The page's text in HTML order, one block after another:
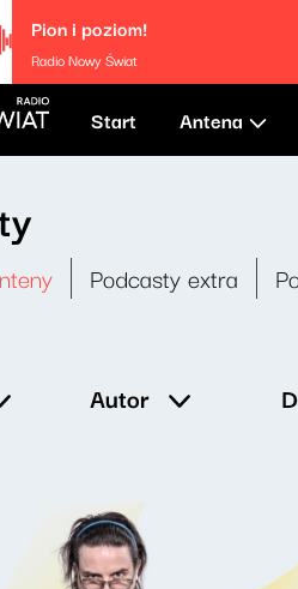
Pion i poziom!
Radio Nowy Świat
Start Antena
Podcasty extra
Autor